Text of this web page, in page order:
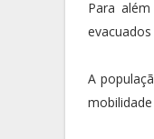
Para
A